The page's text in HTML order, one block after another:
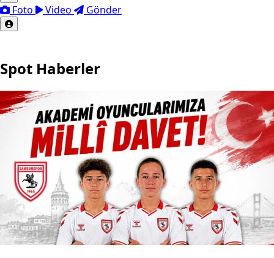
Foto Video Gönder
Spot Haberler